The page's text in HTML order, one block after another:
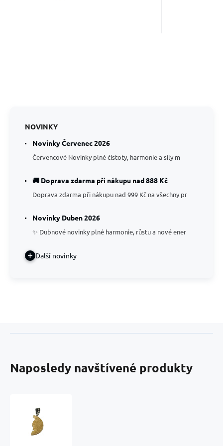
NOVINKY
Novinky Červenec 2026
Červencové Novinky plné čistoty, harmonie a síly m
🚚 Doprava zdarma při nákupu nad 888 Kč
Doprava zdarma při nákupu nad 999 Kč na všechny pr
Novinky Duben 2026
✨ Dubnové novinky plné harmonie, růstu a nové ener
Další novinky
Naposledy navštívené produkty